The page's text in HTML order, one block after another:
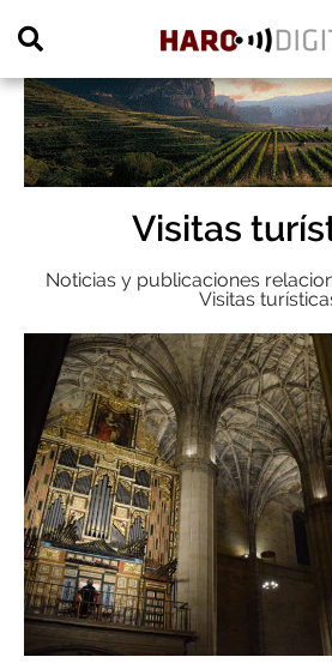
Visitas
Noticias y publicaciones
Visitas